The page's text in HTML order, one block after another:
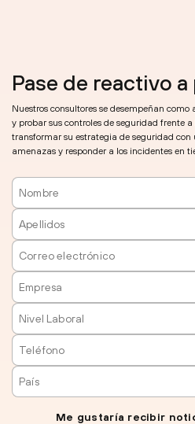
Pase de reactivo
Nuestros consultores se desempeñan
y probar sus controles de seguridad frente
transformar su estrategia de seguridad
amenazas y responder a los incidentes en
Me gustaría recibir